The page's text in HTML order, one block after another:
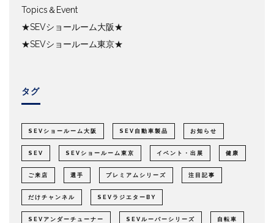
Topics＆Event
★SEVショールーム大阪★
★SEVショールーム東京★
タグ
SEVショールーム大阪 SEV自動車製品 お知らせ
SEV SEVショールーム東京 イベント・出展 健康
ご来店 選手 プレミアムシリーズ 注目記事
だけチャンネル SEVラジエターBY
SEVアンダーチューナー SEVルーパーシリーズ 自転車